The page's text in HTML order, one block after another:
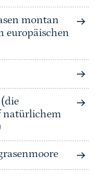
montan
europäischen
natürlichem